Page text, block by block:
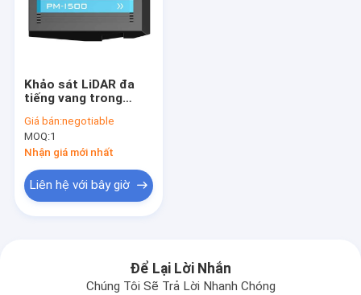
Khảo sát LiDAR đa
tiếng vang trong
Phạm vi 1500m Khảo
sát thủy văn LiDAR
Giá bán:negotiable
MOQ:1
Nhận giá mới nhất
Liên hệ với bây giờ
Để Lại Lời Nhắn
Chúng Tôi Sẽ Trả Lời Nhanh Chóng